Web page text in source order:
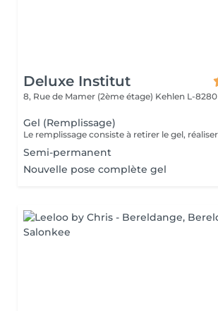
Deluxe Institut
8, Rue de Mamer (2ème étage) Kehlen L-8280
Gel (Remplissage)
Semi-permanent
Nouvelle pose complète gel